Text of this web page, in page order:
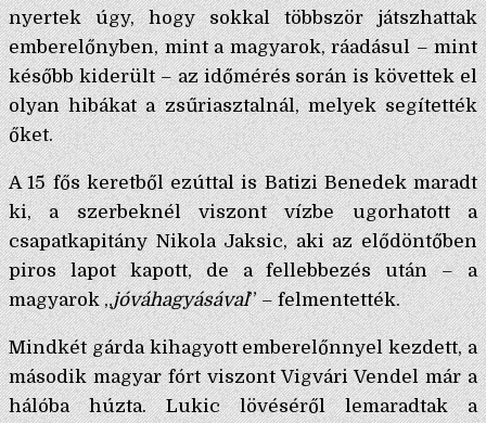
nyertek úgy, hogy sokkal többször játszhattak
emberelőnyben, mint a magyarok, ráadásul – mint
később kiderült – az időmérés során is követtek el
olyan hibákat a zsűriasztalnál, melyek segítették
őket.
A 15 fős keretből ezúttal is Batizi Benedek maradt
ki, a szerbeknél viszont vízbe ugorhatott a
csapatkapitány Nikola Jaksic, aki az elődöntőben
piros lapot kapott, de a fellebbezés után – a
magyarok „jóváhagyásával” – felmentették.
Mindkét gárda kihagyott emberelőnnyel kezdett, a
második magyar fórt viszont Vigvári Vendel már a
hálóba húzta. Lukic lövéséről lemaradtak a